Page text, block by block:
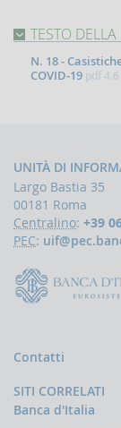
Segnalazioni
operazioni
sospette
Segnalazioni
AntiRiciclaggio
Aggregate
(SARA)
Comunicazioni
oggettive
(OGG)
in
(ORO)
TESTO
N. 18 -
COVID-19 pdf
UNITÀ DI
Largo Bastia 35
00181 Roma
Centralino: +39
PEC:
Contatti
SITI CORRELATI
Banca d'Italia